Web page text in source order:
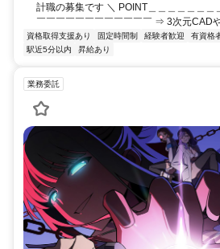
計職の募集です ＼ POINT＿＿＿＿＿＿＿
￣￣￣￣￣￣￣￣￣￣￣￣ ⇒ 3次元CADや
資格取得支援あり 固定時間制 経験者歓迎 有資格
駅近5分以内
昇給あり
業務委託